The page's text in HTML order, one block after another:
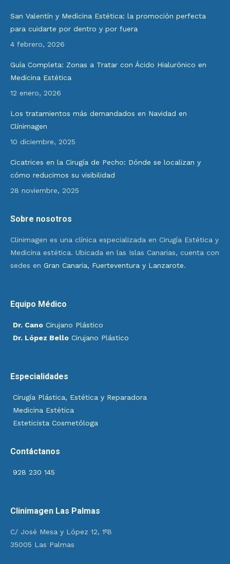
San Valentín y Medicina Estética: la promoción perfecta
para cuidarte por dentro y por fuera
4 febrero, 2026
Guía Completa: Zonas a Tratar con Ácido Hialurónico en
Medicina Estética
12 enero, 2026
Los tratamientos más demandados en Navidad en
Clínimagen
10 diciembre, 2025
Cicatrices en la Cirugía de Pecho: Dónde se localizan y
cómo reducimos su visibilidad
28 noviembre, 2025
Sobre nosotros
Clinimagen es una clínica especializada en Cirugía Estética y
Medicina estética. Ubicada en las Islas Canarias, cuenta con
sedes en Gran Canaria, Fuerteventura y Lanzarote.
Equipo Médico
Dr. Cano Cirujano Plástico
Dr. López Bello Cirujano Plástico
Especialidades
Cirugía Plástica, Estética y Reparadora
Medicina Estética
Esteticista Cosmetóloga
Contáctanos
928 230 145
Clinimagen Las Palmas
C/ José Mesa y López 12, 1ºB
35005 Las Palmas